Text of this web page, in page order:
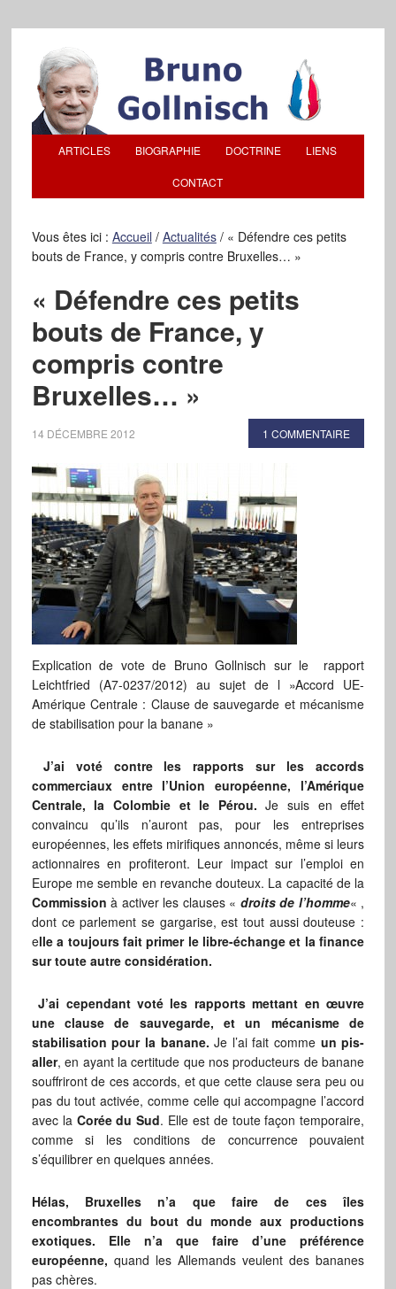
ARTICLES BIOGRAPHIE DOCTRINE LIENS
CONTACT
Vous êtes ici : Accueil / Actualités /« Défendre ces petits
bouts de France, y compris contre Bruxelles… »
« Défendre ces petits
bouts de France, y
compris contre
Bruxelles… »
14 DÉCEMBRE 2012 1 COMMENTAIRE
Explication de vote de Bruno Gollnisch sur le rapport
Leichtfried (A7-0237/2012) au sujet de l »Accord UE-
Amérique Centrale : Clause de sauvegarde et mécanisme
de stabilisation pour la banane »
J’ai voté contre les rapports sur les accords
commerciaux entre l’Union européenne, l’Amérique
Centrale, la Colombie et le Pérou. Je suis en effet
convaincu qu’ils n’auront pas, pour les entreprises
européennes, les effets mirifiques annoncés, même si leurs
actionnaires en profiteront. Leur impact sur l’emploi en
Europe me semble en revanche douteux. La capacité de la
Commission à activer les clauses « droits de l’homme« ,
dont ce parlement se gargarise, est tout aussi douteuse :
elle a toujours fait primer le libre-échange et la finance
sur toute autre considération.
J’ai cependant voté les rapports mettant en œuvre
une clause de sauvegarde, et un mécanisme de
stabilisation pour la banane. Je l’ai fait commeun pis-
aller, en ayant la certitude que nos producteurs de banane
souffriront de ces accords, et que cette clause sera peu ou
pas du tout activée, comme celle qui accompagne l’accord
avec la Corée du Sud. Elle est de toute façon temporaire,
comme si les conditions de concurrence pouvaient
s’équilibrer en quelques années.
Hélas, Bruxelles n’a que faire de ces îles
encombrantes du bout du monde aux productions
exotiques. Elle n’a que faire d’une préférence
européenne, quand les Allemands veulent des bananes
pas chères.